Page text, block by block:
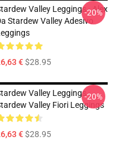
Valley Leggings - Alex
Stardew Valley Adesivo
€$28.95
-20%
Valley Leggings -
Valley Fiori Leggings
€$28.95
-20%